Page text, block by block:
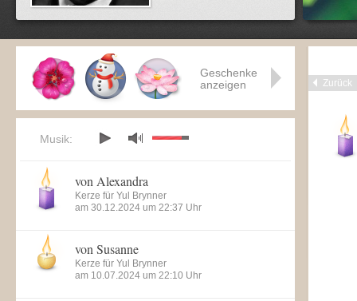
Zurück
Geschenke
anzeigen
Musik:
von Alexandra
Kerze für Yul Brynner
am 30.12.2024 um 22:37 Uhr
von Susanne
Kerze für Yul Brynner
am 10.07.2024 um 22:10 Uhr